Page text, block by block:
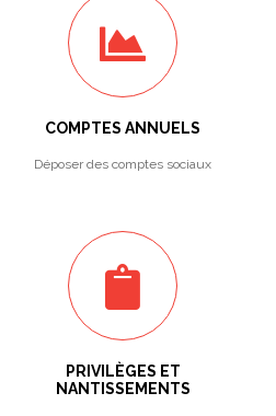
COMPTES ANNUELS
Déposer des comptes sociaux
PRIVILÈGES ET
NANTISSEMENTS